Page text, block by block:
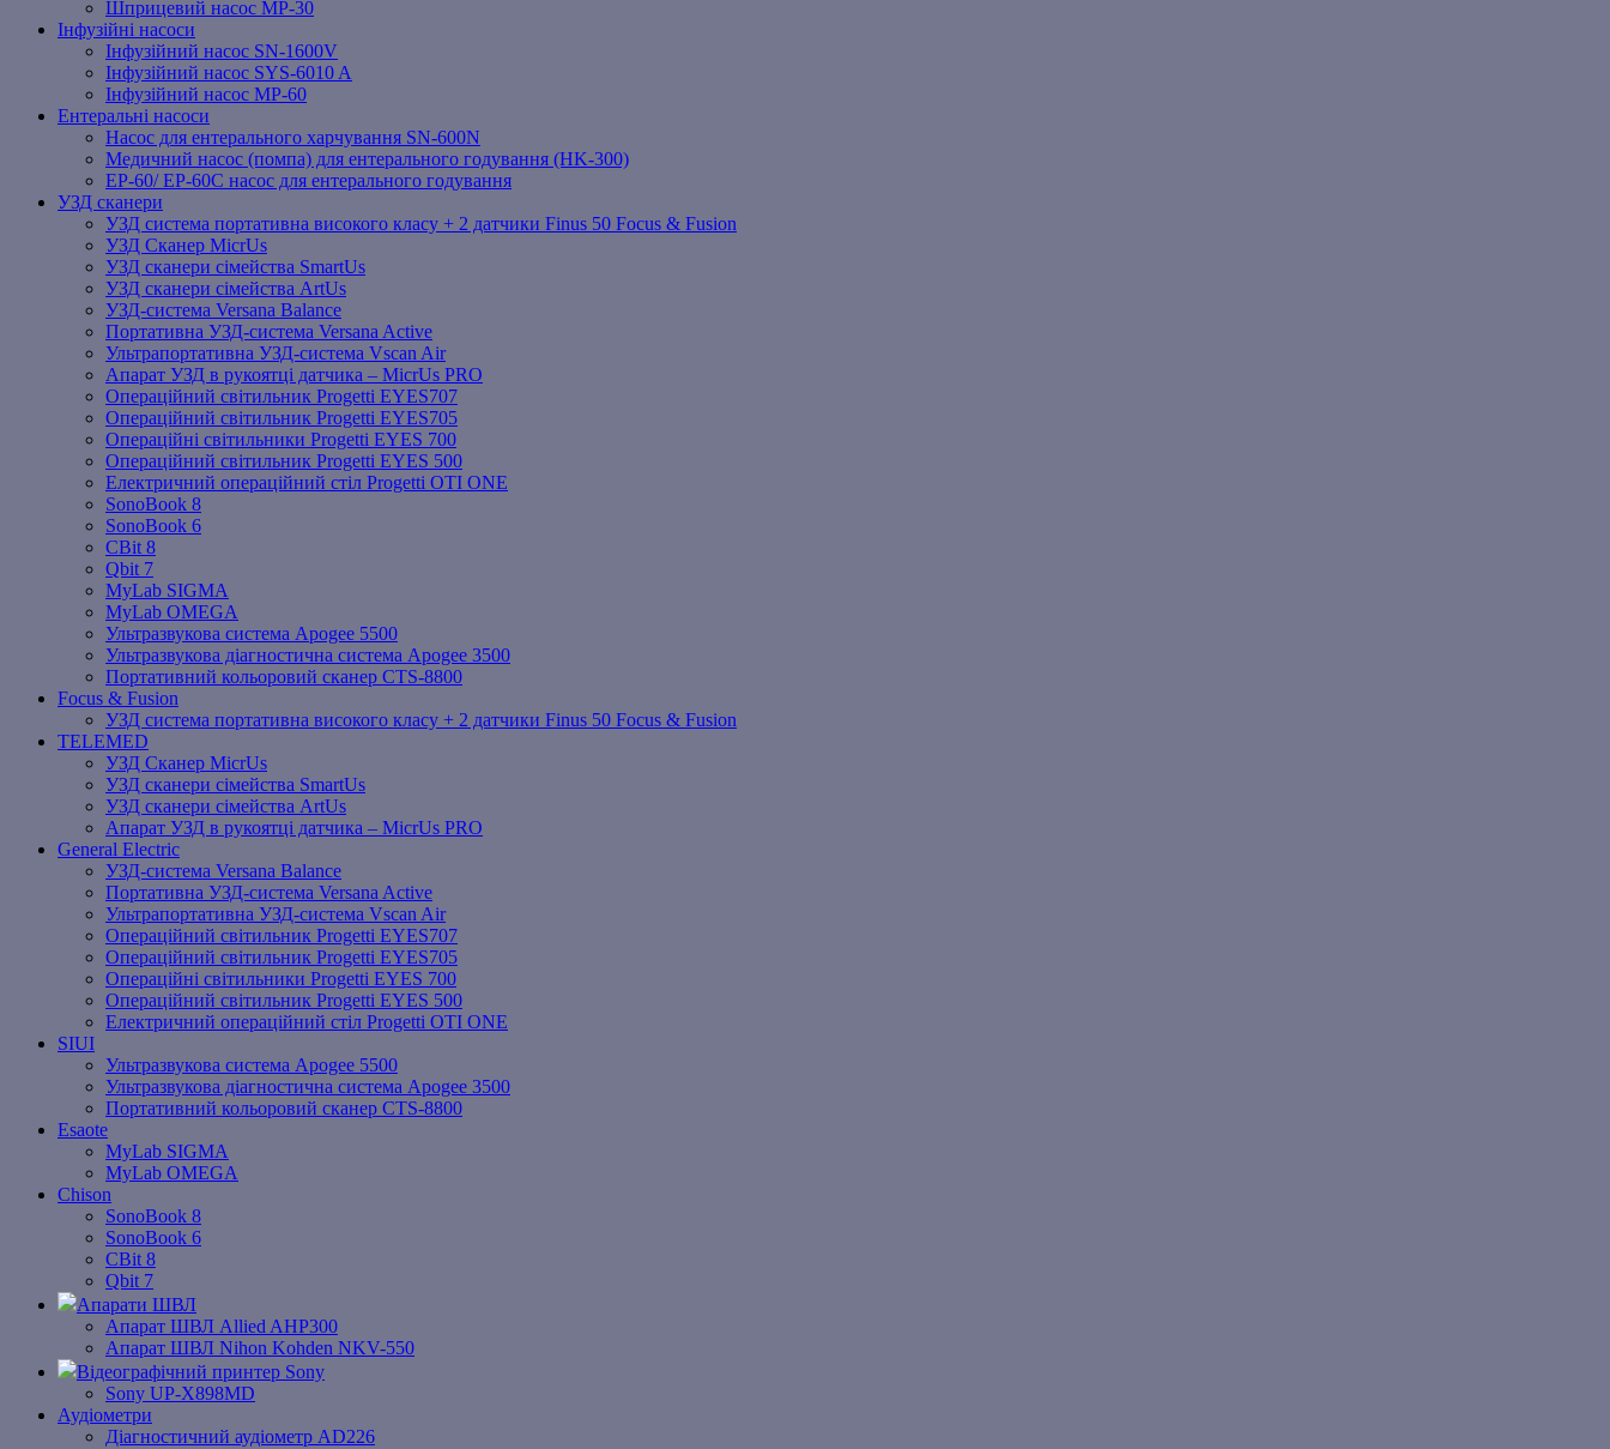
Шприцевий насос MP-30
Інфузійні насоси
Інфузійний насос SN-1600V
Інфузійний насос SYS-6010 A
Інфузійний насос MP-60
Ентеральні насоси
Насос для ентерального харчування SN-600N
Медичний насос (помпа) для ентерального годування (HK-300)
EP-60/ EP-60C насос для ентерального годування
УЗД сканери
УЗД система портативна високого класу + 2 датчики Finus 50 Focus & Fusion
УЗД Сканер MicrUs
УЗД сканери сімейства SmartUs
УЗД сканери сімейства ArtUs
УЗД-система Versana Balance
Портативна УЗД-система Versana Active
Ультрапортативна УЗД-система Vscan Air
Апарат УЗД в рукоятці датчика – MicrUs PRO
Операційний світильник Progetti EYES707
Операційний світильник Progetti EYES705
Операційні світильники Progetti EYES 700
Операційний світильник Progetti EYES 500
Електричний операційний стіл Progetti OTI ONE
SonoBook 8
SonoBook 6
СBit 8
Qbit 7
MyLab SIGMA
MyLab OMEGA
Ультразвукова система Apogee 5500
Ультразвукова діагностична система Apogee 3500
Портативний кольоровий сканер CTS-8800
Focus & Fusion
УЗД система портативна високого класу + 2 датчики Finus 50 Focus & Fusion
TELEMED
УЗД Сканер MicrUs
УЗД сканери сімейства SmartUs
УЗД сканери сімейства ArtUs
Апарат УЗД в рукоятці датчика – MicrUs PRO
General Electric
УЗД-система Versana Balance
Портативна УЗД-система Versana Active
Ультрапортативна УЗД-система Vscan Air
Операційний світильник Progetti EYES707
Операційний світильник Progetti EYES705
Операційні світильники Progetti EYES 700
Операційний світильник Progetti EYES 500
Електричний операційний стіл Progetti OTI ONE
SIUI
Ультразвукова система Apogee 5500
Ультразвукова діагностична система Apogee 3500
Портативний кольоровий сканер CTS-8800
Esaote
MyLab SIGMA
MyLab OMEGA
Chison
SonoBook 8
SonoBook 6
СBit 8
Qbit 7
Апарати ШВЛ
Апарат ШВЛ Allied AHP300
Апарат ШВЛ Nihon Kohden NKV-550
Відеографічний принтер Sony
Sony UP-X898MD
Аудіометри
Діагностичний аудіометр AD226